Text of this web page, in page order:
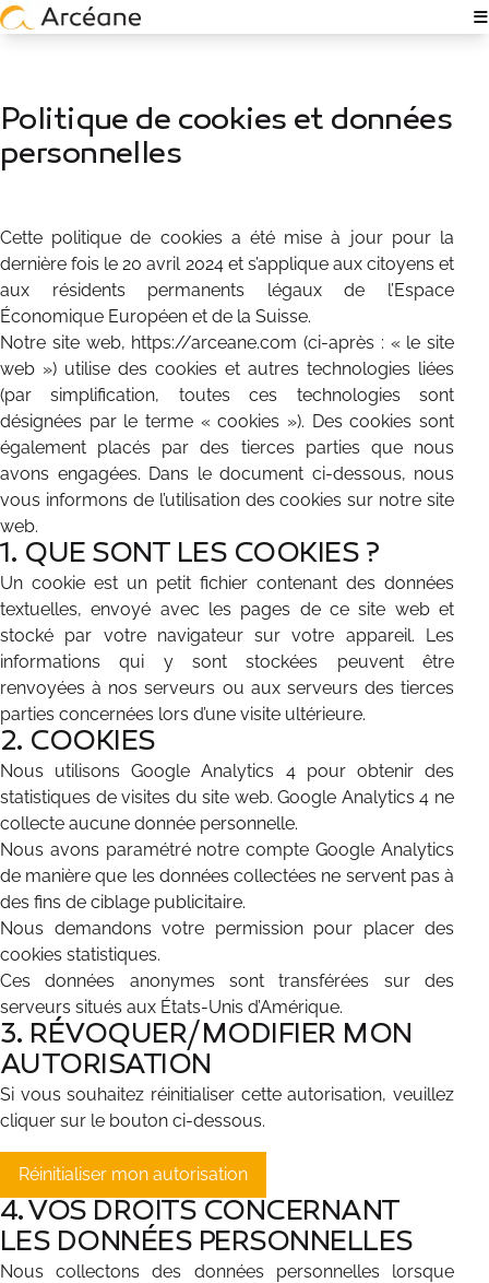
≡
TECH & IT EXPERTISE
RECRUTEMENT
RSE POLICY
TÉMOIGNAGES
CONTACT
Politique de cookies et données
personnelles
Cette politique de cookies a été mise à jour pour la
dernière fois le 20 avril 2024 et s’applique aux citoyens et
aux résidents permanents légaux de l’Espace
Économique Européen et de la Suisse.
Notre site web, https://arceane.com (ci-après : « le site
web ») utilise des cookies et autres technologies liées
(par simplification, toutes ces technologies sont
désignées par le terme « cookies »). Des cookies sont
également placés par des tierces parties que nous
avons engagées. Dans le document ci-dessous, nous
vous informons de l’utilisation des cookies sur notre site
web.
1. QUE SONT LES COOKIES ?
Un cookie est un petit fichier contenant des données
textuelles, envoyé avec les pages de ce site web et
stocké par votre navigateur sur votre appareil. Les
informations qui y sont stockées peuvent être
renvoyées à nos serveurs ou aux serveurs des tierces
parties concernées lors d’une visite ultérieure.
2. COOKIES
Nous utilisons Google Analytics 4 pour obtenir des
statistiques de visites du site web. Google Analytics 4 ne
collecte aucune donnée personnelle.
Nous avons paramétré notre compte Google Analytics
de manière que les données collectées ne servent pas à
des fins de ciblage publicitaire.
Nous demandons votre permission pour placer des
cookies statistiques.
Ces données anonymes sont transférées sur des
serveurs situés aux États-Unis d’Amérique.
3. RÉVOQUER/MODIFIER MON
AUTORISATION
Si vous souhaitez réinitialiser cette autorisation, veuillez
cliquer sur le bouton ci-dessous.
Réinitialiser mon autorisation
4. VOS DROITS CONCERNANT
LES DONNÉES PERSONNELLES
Nous collectons des données personnelles lorsque